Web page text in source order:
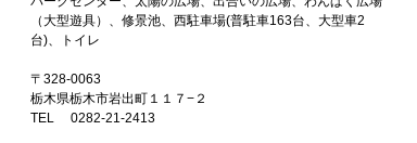
（大型遊具）、修景池、西駐車場(普駐車163台、大型車2
台)、トイレ
〒328-0063
栃木県栃木市岩出町１１７−２
TEL 0282-21-2413